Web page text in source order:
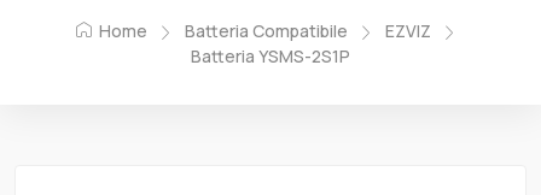
Home Batteria Compatibile
EZVIZ
Batteria YSMS-2S1P